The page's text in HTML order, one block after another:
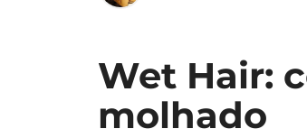
Wet Hair:
molhado